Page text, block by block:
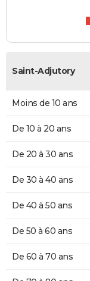
Saint-Adjutory
Moins de 10 ans
De 10 à 20 ans
De 20 à 30 ans
De 30 à 40 ans
De 40 à 50 ans
De 50 à 60 ans
De 60 à 70 ans